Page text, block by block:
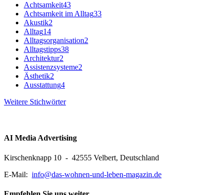
Achtsamkeit43
Achtsamkeit im Alltag33
Akustik2
Alltag14
Alltagsorganisation2
Alltagstipps38
Architektur2
Assistenzsysteme2
Ästhetik2
Ausstattung4
Weitere Stichwörter
AI Media Advertising
Kirschenknapp 10 - 42555 Velbert, Deutschland
E-Mail: info@das-wohnen-und-leben-magazin.de